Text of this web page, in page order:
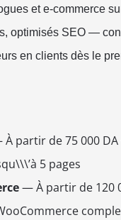
et e-commerce
optimisés SEO —
en clients dès le
partir de 75 000 DA
5 pages
— À partir de 120